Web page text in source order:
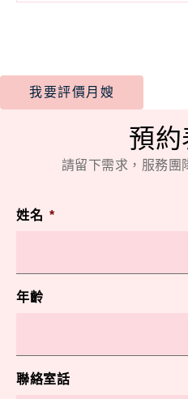
我要評價月嫂
預約
請留下需求，服務團
姓名 *
年齡
聯絡室話